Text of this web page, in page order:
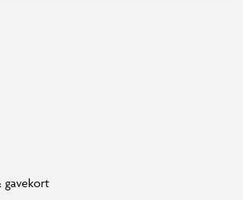
gavekort